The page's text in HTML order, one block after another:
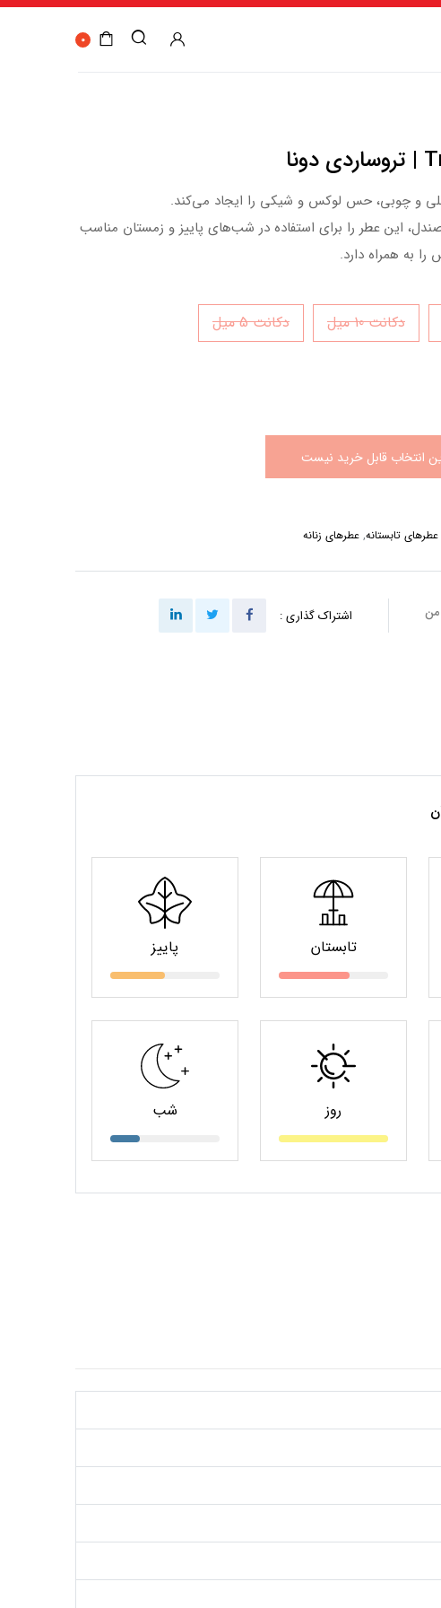
0
و چوبی، حس لوکس و شیکی را ایجاد می‌کند.
این عطر را برای استفاده در شب‌های پاییز و زمستان مناسب
به همراه دارد.
دکانت 10 میل دکانت 5 میل
انتخاب قابل خرید نیست
عطرهای تابستانه, عطرهای زنانه
من اشتراک گذاری :
تابستان پاییز
روز شب